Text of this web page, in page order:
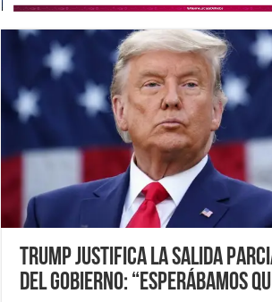
Trump justifica la salida
del Gobierno: “Esperábamos